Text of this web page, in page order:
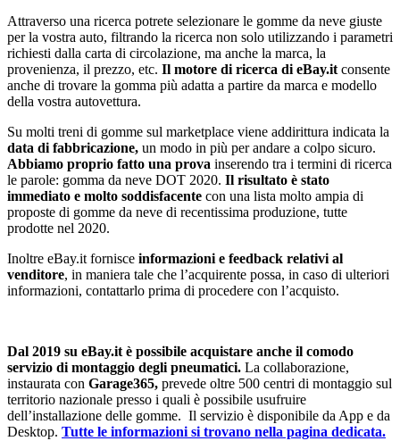
Attraverso una ricerca potrete selezionare le gomme da neve giuste
per la vostra auto, filtrando la ricerca non solo utilizzando i parametri
richiesti dalla carta di circolazione, ma anche la marca, la
provenienza, il prezzo, etc. Il motore di ricerca di eBay.itconsente
anche di trovare la gomma più adatta a partire da marca e modello
della vostra autovettura.
Su molti treni di gomme sul marketplace viene addirittura indicata la
data di fabbricazione, un modo in più per andare a colpo sicuro.
Abbiamo proprio fatto una prova inserendo tra i termini di ricerca
le parole: gomma da neve DOT 2020. Il risultato è stato
immediato e molto soddisfacente con una lista molto ampia di
proposte di gomme da neve di recentissima produzione, tutte
prodotte nel 2020.
Inoltre eBay.it fornisce informazioni e feedback relativi al
venditore, in maniera tale che l’acquirente possa, in caso di ulteriori
informazioni, contattarlo prima di procedere con l’acquisto.
Dal 2019 su eBay.it è possibile acquistare anche il comodo
servizio di montaggio degli pneumatici. La collaborazione,
instaurata con Garage365, prevede oltre 500 centri di montaggio sul
territorio nazionale presso i quali è possibile usufruire
dell’installazione delle gomme. Il servizio è disponibile da App e da
Desktop. Tutte le informazioni si trovano nella pagina dedicata.